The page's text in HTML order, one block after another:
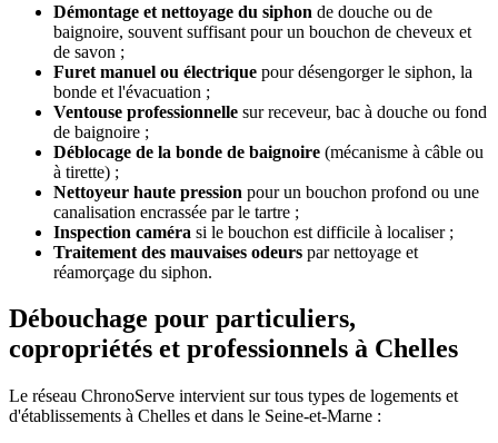
Démontage et nettoyage du siphon de douche ou de
baignoire, souvent suffisant pour un bouchon de cheveux et
de savon ;
Furet manuel ou électrique pour désengorger le siphon, la
bonde et l'évacuation ;
Ventouse professionnelle sur receveur, bac à douche ou fond
de baignoire ;
Déblocage de la bonde de baignoire (mécanisme à câble ou
à tirette) ;
Nettoyeur haute pression pour un bouchon profond ou une
canalisation encrassée par le tartre ;
Inspection caméra si le bouchon est difficile à localiser ;
Traitement des mauvaises odeurs par nettoyage et
réamorçage du siphon.
Débouchage pour particuliers,
copropriétés et professionnels à Chelles
Le réseau ChronoServe intervient sur tous types de logements et
d'établissements à Chelles et dans le Seine-et-Marne :